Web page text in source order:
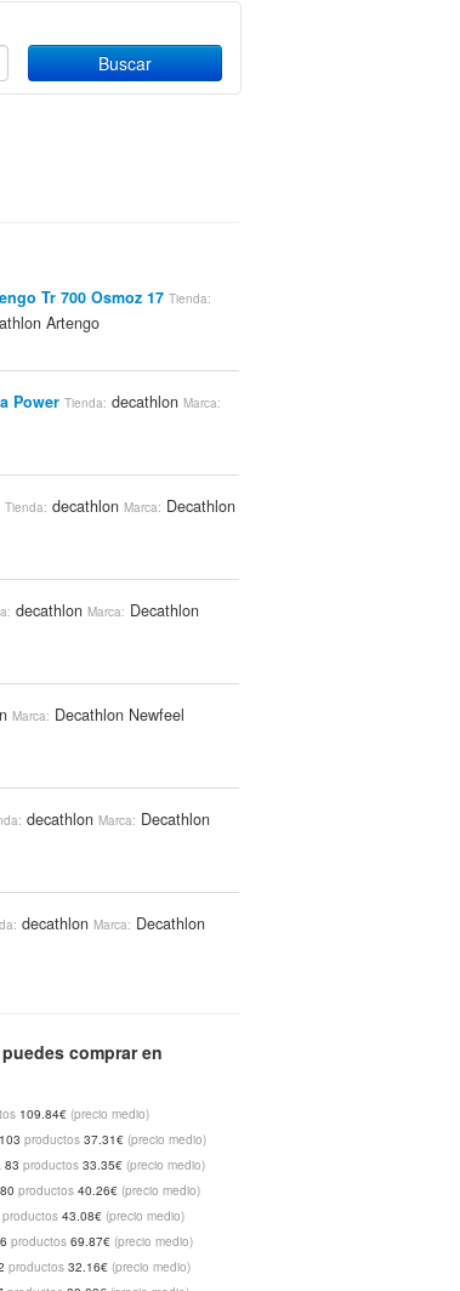
Tr 700 Osmoz 17 Tienda:
Artengo
Power Tienda: decathlon Marca:
Tienda: decathlon Marca: Decathlon
decathlon Marca: Decathlon
Marca: Decathlon Newfeel
decathlon Marca: Decathlon
decathlon Marca: Decathlon
Slip 500 Tienda:decathlon
decathlonMarca: Decathlon Kipsta
comprar en
109.84€ (precio medio)
103productos 37.31€ (precio medio)
83productos 33.35€ (precio medio)
80productos 40.26€ (precio medio)
productos 43.08€ (precio medio)
productos 69.87€ (precio medio)
productos 32.16€ (precio medio)